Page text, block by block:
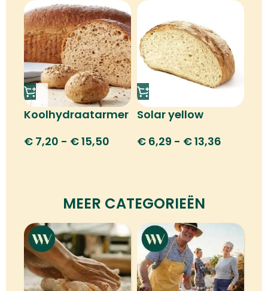
Koolhydraatarmer
€ 7,20 - €15,50
Solar yellow
€ 6,29 - €13,36
MEER CATEGORIEËN